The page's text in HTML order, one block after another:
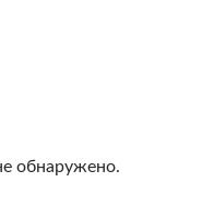
обнаружено.